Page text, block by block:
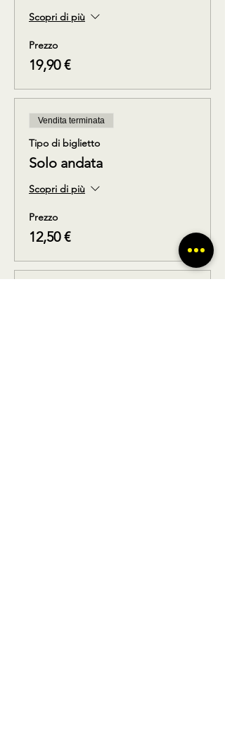
Scopri di più
Prezzo
19,90 €
Vendita terminata
Tipo di biglietto
Solo andata
Scopri di più
Prezzo
12,50 €